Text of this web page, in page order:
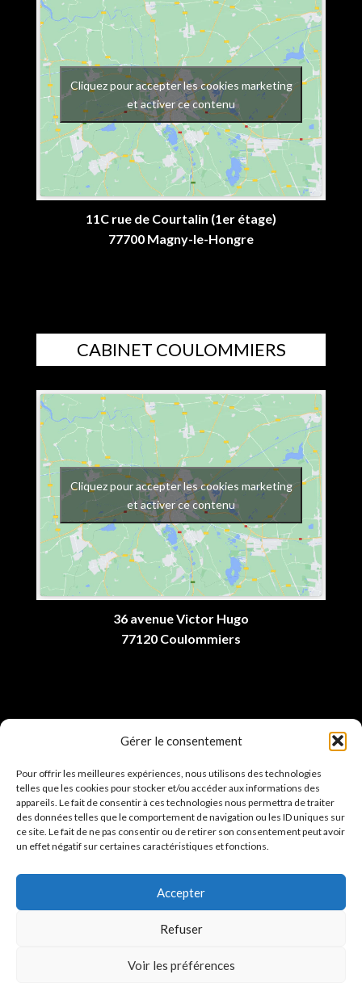
Gérer le consentement
Pour offrir les meilleures expériences, nous utilisons des technologies
telles que les cookies pour stocker et/ou accéder aux informations des
appareils. Le fait de consentir à ces technologies nous permettra de traiter
des données telles que le comportement de navigation ou les ID uniques sur
ce site. Le fait de ne pas consentir ou de retirer son consentement peut avoir
un effet négatif sur certaines caractéristiques et fonctions.
Accepter
Refuser
Voir les préférences
Cliquez pour accepter les cookies marketing
et activer ce contenu
11C rue de Courtalin (1er étage)
77700 Magny-le-Hongre
CABINET COULOMMIERS
Cliquez pour accepter les cookies marketing
et activer ce contenu
36 avenue Victor Hugo
77120 Coulommiers
LIENS UTILES
CONTACTEZ-MOI
PRENDRE RDV EN LIGNE
TÉL : 06 78 42 97 17